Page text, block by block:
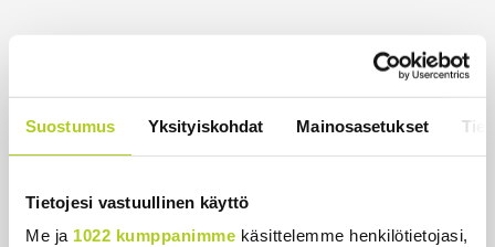
Suostumus Yksityiskohdat Mainosasetukset
Tietojesi vastuullinen käyttö
Me ja 1022 kumppanimme käsittelemme henkilötietojasi,
Uusimmat
Keskustan Siika-aho kertoo, mikä hänestä on Ylen
gallupin todellinen uutinen – ”Kokoomus maksaa
Uutiset